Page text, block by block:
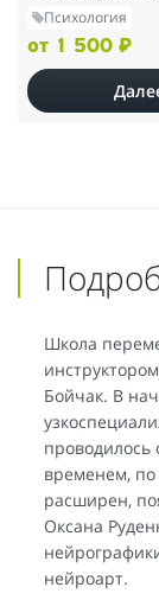
Психология
от 1 500 ₽
Школа
Бойчак. В
проводилось
временем, по
расширен,
Оксана
нейроарт.